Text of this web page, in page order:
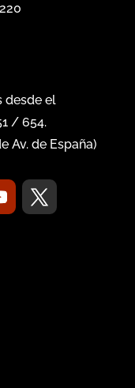
desde el
/ 654.
Av. de España)